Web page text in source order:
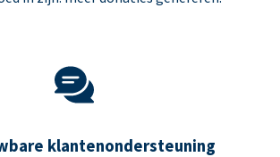
klantenondersteuning